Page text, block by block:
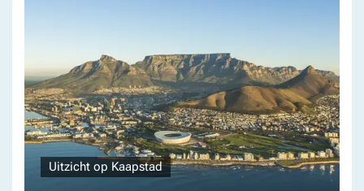
Uitzicht op Kaapstad